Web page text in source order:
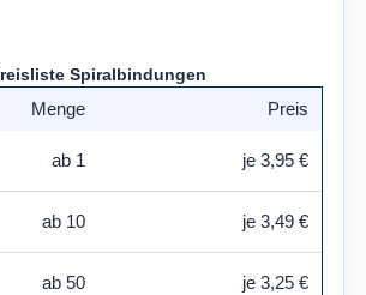
Spiralbindungen
Menge Preis
ab 1 je 3,95 €
ab 10 je 3,49 €
ab 50 je 3,25 €